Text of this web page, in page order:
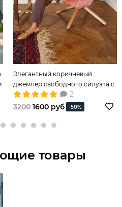
Элегантный коричневый
джемпер свободного силуэта с
округлым вырезом горловины
2
3200 1600 руб -50%
товары